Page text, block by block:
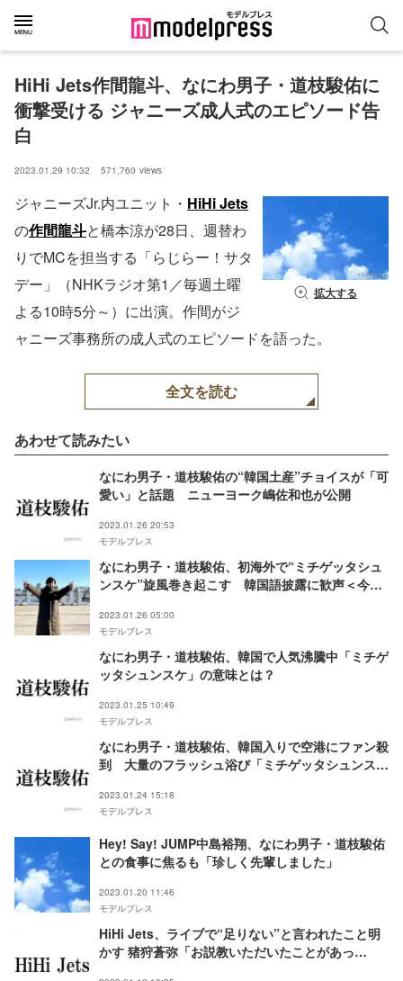
HiHi Jets作間龍斗、なにわ男子・道枝駿佑に
衝撃受ける ジャニーズ成人式のエピソード告
白
2023.01.29 10:32 571,760 views
拡大する
ジャニーズJr.内ユニット・ HiHi Jets
の作間龍斗と橋本涼が28日、週替わ
りでMCを担当する「らじらー！サタ
デー」（NHKラジオ第1／毎週土曜
よる10時5分～）に出演。作間がジ
ャニーズ事務所の成人式のエピソードを語った。
全文を読む
あわせて読みたい
なにわ男子・道枝駿佑の“韓国土産”チョイスが「可
愛い」と話題 ニューヨーク嶋佐和也が公開
2023.01.26 20:53
モデルプレス
なにわ男子・道枝駿佑、初海外で“ミチゲッタシュ
ンスケ”旋風巻き起こす 韓国語披露に歓声＜今
2023.01.26 05:00
モデルプレス
なにわ男子・道枝駿佑、韓国で人気沸騰中「ミチゲ
ッタシュンスケ」の意味とは？
2023.01.25 10:49
モデルプレス
なにわ男子・道枝駿佑、韓国入りで空港にファン殺
到 大量のフラッシュ浴び「ミチゲッタシュンス
2023.01.24 15:18
モデルプレス
Hey! Say! JUMP中島裕翔、なにわ男子・道枝駿佑
との食事に焦るも「珍しく先輩しました」
2023.01.20 11:46
モデルプレス
HiHi Jets、ライブで“足りない”と言われたこと明
かす 猪狩蒼弥「お説教いただいたことがあっ